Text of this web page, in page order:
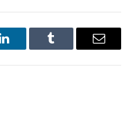
LinkedInTumblr
E-